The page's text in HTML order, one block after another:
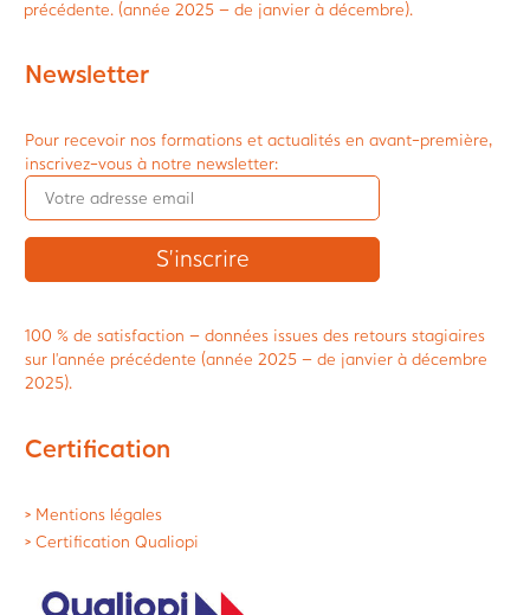
précédente. (année 2025 – de janvier à décembre).
Newsletter
Pour recevoir nos formations et actualités en avant-première,
inscrivez-vous à notre newsletter:
100 % de satisfaction – données issues des retours stagiaires
sur l’année précédente (année 2025 – de janvier à décembre
2025).
Certification
> Mentions légales
> Certification Qualiopi